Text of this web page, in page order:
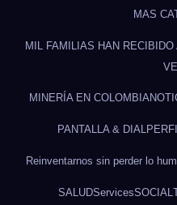
MAS
MIL FAMILIAS HAN
MINERÍA EN COLOMBIA
PANTALLA & DIAL
Reinventarnos sin perder lo
SALUDServicesSOCIAL